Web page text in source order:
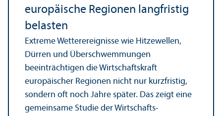
europäische Regionen langfristig
belasten
Extreme Wetterereignisse wie Hitzewellen,
Dürren und Über­schwemmungen
beeinträchtigen die Wirtschafts­kraft
europäischer Regionen nicht nur kurzfristig,
sondern oft noch Jahre später. Das zeigt eine
gemeinsame Studie der Wirtschafts­